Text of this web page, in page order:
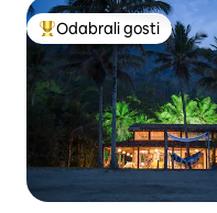
Među najviše
Odabrali gosti